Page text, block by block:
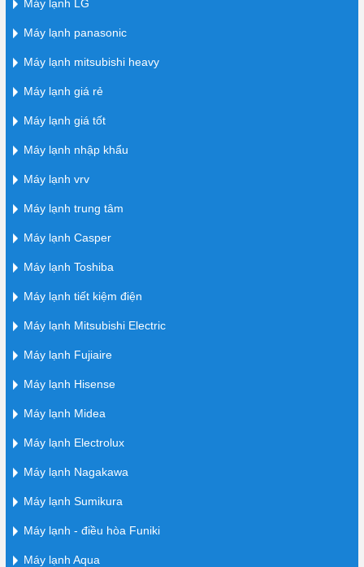
Máy lạnh LG
Máy lạnh panasonic
Máy lạnh mitsubishi heavy
Máy lạnh giá rẻ
Máy lạnh giá tốt
Máy lạnh nhập khẩu
Máy lạnh vrv
Máy lạnh trung tâm
Máy lạnh Casper
Máy lạnh Toshiba
Máy lạnh tiết kiệm điện
Máy lạnh Mitsubishi Electric
Máy lạnh Fujiaire
Máy lạnh Hisense
Máy lạnh Midea
Máy lạnh Electrolux
Máy lạnh Nagakawa
Máy lạnh Sumikura
Máy lạnh - điều hòa Funiki
Máy lạnh Aqua